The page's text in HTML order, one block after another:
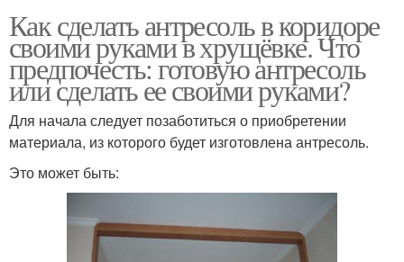
Как сделать антресоль в коридоре
своими руками в хрущёвке. Что
предпочесть: готовую антресоль
или сделать ее своими руками?
Для начала следует позаботиться о приобретении
материала, из которого будет изготовлена антресоль.
Это может быть: